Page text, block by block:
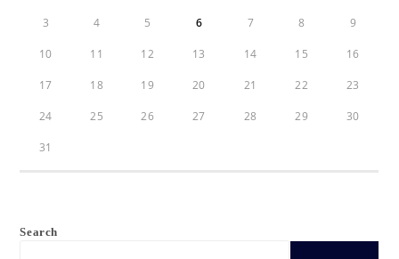
3 4 5 6 7 8 9
10 11 12 13 14 15 16
17 18 19 20 21 22 23
24 25 26 27 28 29 30
31
Search